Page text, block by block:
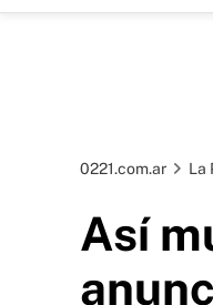
0221.com.ar La
Así